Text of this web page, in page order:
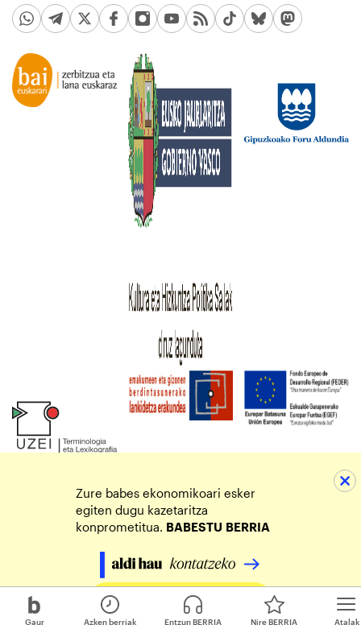
Gaur Atalak
Azken berriak Entzun BERRIA Nire BERRIA
Zure babes ekonomikoari esker
egiten dugu kazetaritza
konprometitua. BABESTU BERRIA
Egin zure ekarpena